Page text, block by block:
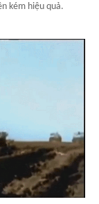
kém hiệu quả.